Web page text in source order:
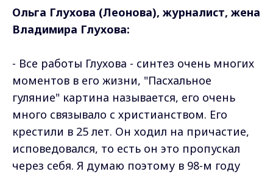
Ольга Глухова (Леонова), журналист, жена
Владимира Глухова:
- Все работы Глухова - синтез очень многих
моментов в его жизни, "Пасхальное
гуляние" картина называется, его очень
много связывало с христианством. Его
крестили в 25 лет. Он ходил на причастие,
исповедовался, то есть он это пропускал
через себя. Я думаю поэтому в 98-м году